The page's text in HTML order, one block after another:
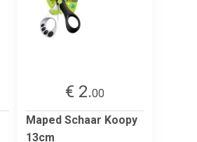
€ 2.00
Maped Schaar Koopy
13cm